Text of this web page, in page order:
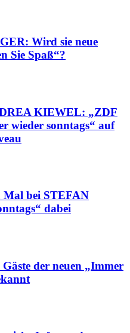
Wird sie neue
Sie Spaß“?
KIEWEL: „ZDF
wieder sonntags“ auf
bei STEFAN
dabei
der neuen „Immer